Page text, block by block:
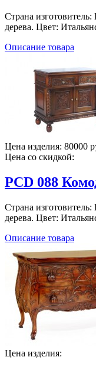
Страна
дерева. Цвет:
Описание товара
Цена изделия: 80000
Цена со скидкой:
PCD 088
Страна
дерева. Цвет:
Описание товара
Цена изделия: